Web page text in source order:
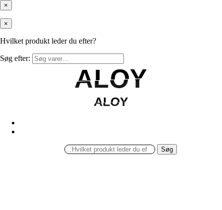
×
×
Hvilket produkt leder du efter?
Søg efter:
ALOY
ALOY
ALOY
ALOY
Søg